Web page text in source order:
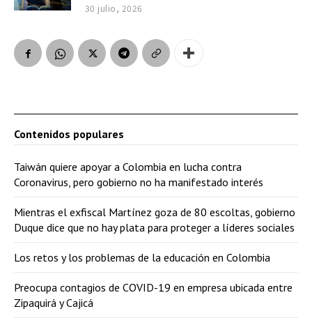
30 julio, 2026
Contenidos populares
Taiwán quiere apoyar a Colombia en lucha contra
Coronavirus, pero gobierno no ha manifestado interés
Mientras el exfiscal Martínez goza de 80 escoltas, gobierno
Duque dice que no hay plata para proteger a líderes sociales
Los retos y los problemas de la educación en Colombia
Preocupa contagios de COVID-19 en empresa ubicada entre
Zipaquirá y Cajicá